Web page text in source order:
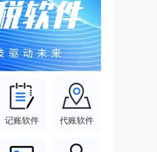
记账软件 代账软件